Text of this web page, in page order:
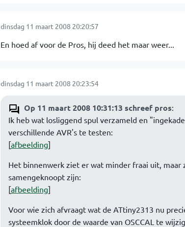
dinsdag 11 maart 2008 20:20:57
En hoed af voor de Pros, hij deed het maar weer...
dinsdag 11 maart 2008 20:23:54
Op 11 maart 2008 10:31:13 schreef pros:
Ik heb wat losliggend spul verzameld en
verschillende AVR's te testen:
[afbeelding]
Het binnenwerk ziet er wat minder fraai uit, maar
samengeknoopt zijn:
[afbeelding]
Voor wie zich afvraagt wat de ATtiny2313 nu
systeemklok door de waarde van OSCCAL te